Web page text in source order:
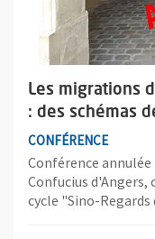
Les migrations
: des schémas
CONFÉRENCE
Conférence
Confucius
cycle "Sino-